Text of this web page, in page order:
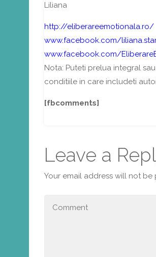
Liliana
http://eliberareemotionala.ro/
www.facebook.com/
www.facebook.com/
Nota: Puteti prelua integral
conditiile in care includeti
[fbcomments]
Leave a
Your email address will not be